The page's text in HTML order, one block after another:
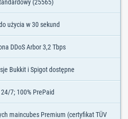
(25565)
użycia w 30 sekund
DDoS Arbor 3,2 Tbps
Bukkit i Spigot dostępne
7; 100% PrePaid
maincubes Premium (certyfikat TÜV